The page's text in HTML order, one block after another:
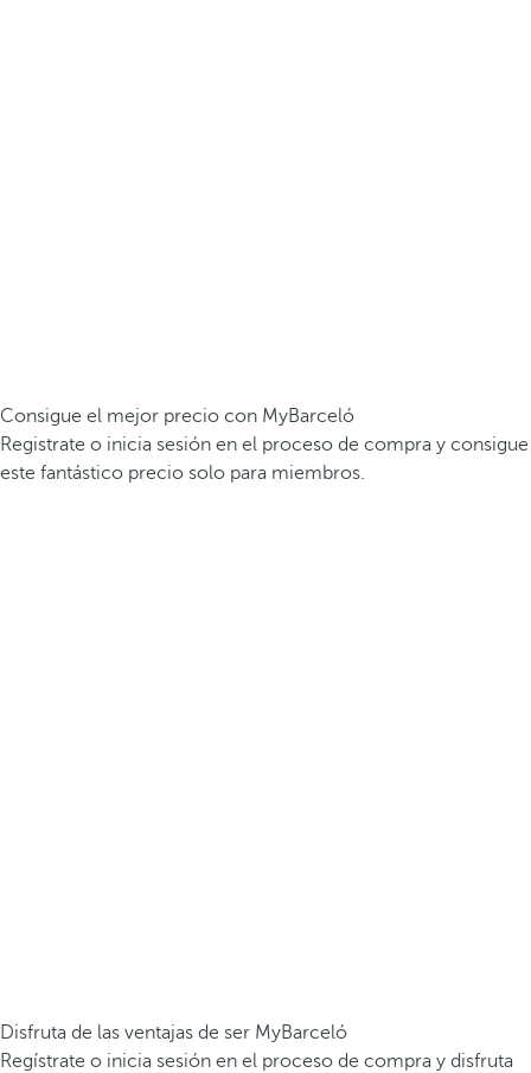
Consigue el mejor precio con MyBarceló
Registrate o inicia sesión en el proceso de compra y consigue
este fantástico precio solo para miembros.
Disfruta de las ventajas de ser MyBarceló
Regístrate o inicia sesión en el proceso de compra y disfruta